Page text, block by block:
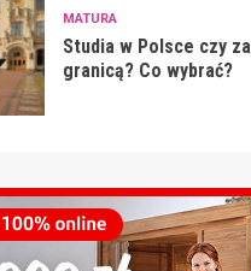
MATURA
Studia w Polsce czy za
granicą? Co wybrać?